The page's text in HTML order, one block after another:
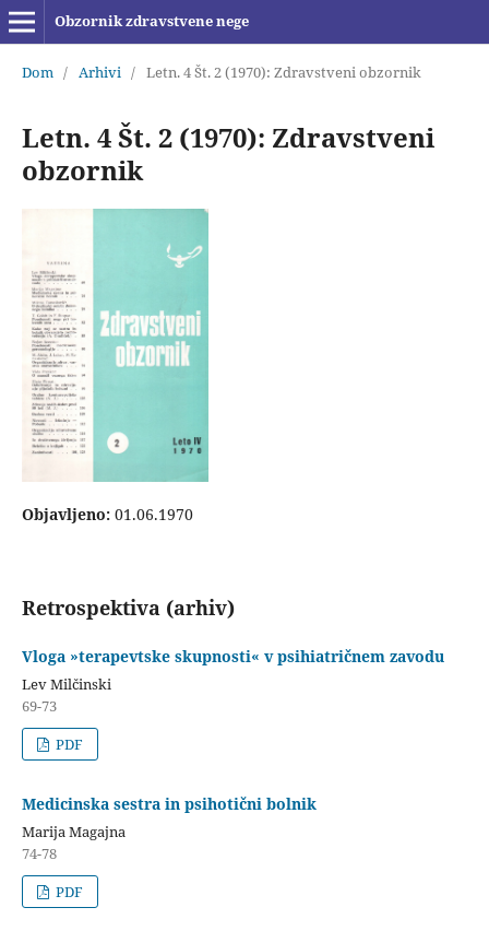
Obzornik zdravstvene nege
Dom / Arhivi / Letn. 4 Št. 2 (1970): Zdravstveni obzornik
Letn. 4 Št. 2 (1970): Zdravstveni
obzornik
Objavljeno: 01.06.1970
Retrospektiva (arhiv)
Vloga »terapevtske skupnosti« v psihiatričnem zavodu
Lev Milčinski
69-73
PDF
Medicinska sestra in psihotični bolnik
Marija Magajna
74-78
PDF